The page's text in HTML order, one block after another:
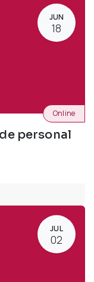
JUN
18
personal
Online
JUL
02